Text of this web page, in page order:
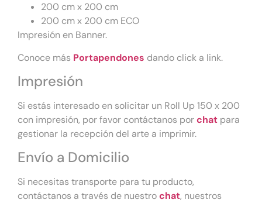
200 cm x 200 cm
200 cm x 200 cm ECO
Impresión en Banner.
Conoce más Portapendones dando click a link.
Impresión
Si estás interesado en solicitar un Roll Up 150 x 200
con impresión, por favor contáctanos porchat para
gestionar la recepción del arte a imprimir.
Envío a Domicilio
Si necesitas transporte para tu producto,
contáctanos a través de nuestrochat, nuestros